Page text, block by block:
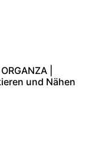
|
und Nähen